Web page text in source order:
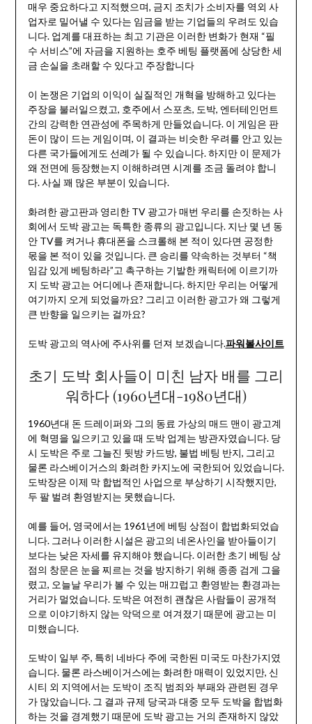
매우 중요하다고 지적했으며, 금지 조치가 소비자를 역외 사
업자로 밀어낼 수 있다는 임금을 받는 기업들의 우려도 있습
니다. 업계를 대표하는 최고 기관은 이러한 변화가 현재 “필
수 서비스”에 자금을 지원하는 호주 베팅 플랫폼에 상당한 세
금 손실을 초래할 수 있다고 주장합니다
이 논쟁은 기업의 이익이 실질적인 개혁을 방해하고 있다는
주장을 불러일으켰고, 호주에서 스포츠, 도박, 엔터테인먼트
간의 강력한 연관성에 주목하게 만들었습니다. 이 게임은 판
돈이 많이 드는 게임이며, 이 결과는 비슷한 우려를 안고 있는
다른 국가들에게도 선례가 될 수 있습니다. 하지만 이 문제가
왜 전면에 등장했는지 이해하려면 시계를 조금 돌려야 합니
다. 사실 꽤 많은 부분이 있습니다.
화려한 광고판과 영리한 TV 광고가 매번 우리를 손짓하는 사
회에서 도박 광고는 독특한 종류의 광고입니다. 지난 몇 년 동
안 TV를 켜거나 휴대폰을 스크롤해 본 적이 있다면 공정한
몫을 본 적이 있을 것입니다. 큰 승리를 약속하는 것부터 “책
임감 있게 베팅하라”고 촉구하는 기발한 캐릭터에 이르기까
지 도박 광고는 어디에나 존재합니다. 하지만 우리는 어떻게
여기까지 오게 되었을까요? 그리고 이러한 광고가 왜 그렇게
큰 반향을 일으키는 걸까요?
도박 광고의 역사에 주사위를 던져 보겠습니다.파워볼사이트
초기 도박 회사들이 미친 남자 배를 그리
워하다 (1960년대-1980년대)
1960년대 돈 드레이퍼와 그의 동료 가상의 매드 맨이 광고계
에 혁명을 일으키고 있을 때 도박 업계는 방관자였습니다. 당
시 도박은 주로 그늘진 뒷방 카드방, 불법 베팅 반지, 그리고
물론 라스베이거스의 화려한 카지노에 국한되어 있었습니다.
도박장은 이제 막 합법적인 사업으로 부상하기 시작했지만,
두 팔 벌려 환영받지는 못했습니다.
예를 들어, 영국에서는 1961년에 베팅 상점이 합법화되었습
니다. 그러나 이러한 시설은 광고의 네온사인을 받아들이기
보다는 낮은 자세를 유지해야 했습니다. 이러한 초기 베팅 상
점의 창문은 눈을 찌르는 것을 방지하기 위해 종종 검게 그을
렸고, 오늘날 우리가 볼 수 있는 매끄럽고 환영받는 환경과는
거리가 멀었습니다. 도박은 여전히 괜찮은 사람들이 공개적
으로 이야기하지 않는 악덕으로 여겨졌기 때문에 광고는 미
미했습니다.
도박이 일부 주, 특히 네바다 주에 국한된 미국도 마찬가지였
습니다. 물론 라스베이거스에는 화려한 매력이 있었지만, 신
시티 외 지역에서는 도박이 조직 범죄와 부패와 관련된 경우
가 많았습니다. 그 결과 규제 당국과 대중 모두 도박을 합법화
하는 것을 경계했기 때문에 도박 광고는 거의 존재하지 않았